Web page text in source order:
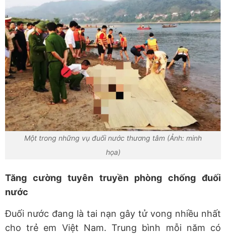
Một trong những vụ đuối nước thương tâm (Ảnh: minh
họa)
Tăng cường tuyên truyền phòng chống đuối
nước
Đuối nước đang là tai nạn gây tử vong nhiều nhất
cho trẻ em Việt Nam. Trung bình mỗi năm có